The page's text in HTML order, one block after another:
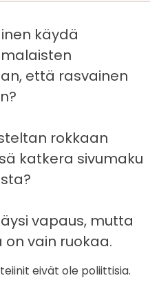
käydä
että rasvainen
rokkaan
katkera sivumaku
vapaus, mutta
vain ruokaa.
eivät ole poliittisia.